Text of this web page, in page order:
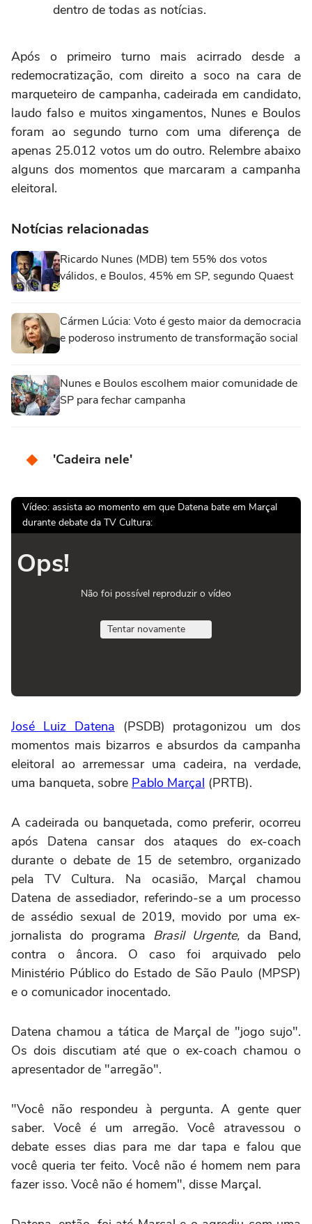
dentro de todas as notícias.
Após o primeiro turno mais acirrado desde a
redemocratização, com direito a soco na cara de
marqueteiro de campanha, cadeirada em candidato,
laudo falso e muitos xingamentos, Nunes e Boulos
foram ao segundo turno com uma diferença de
apenas 25.012 votos um do outro. Relembre abaixo
alguns dos momentos que marcaram a campanha
eleitoral.
Notícias relacionadas
Ricardo Nunes (MDB) tem 55% dos votos
válidos, e Boulos, 45% em SP, segundo Quaest
Cármen Lúcia: Voto é gesto maior da democracia
e poderoso instrumento de transformação social
Nunes e Boulos escolhem maior comunidade de
SP para fechar campanha
'Cadeira nele'
Vídeo: assista ao momento em que Datena bate em Marçal
durante debate da TV Cultura:
Ops!
Não foi possível reproduzir o vídeo
Tentar novamente
José Luiz Datena (PSDB) protagonizou um dos
momentos mais bizarros e absurdos da campanha
eleitoral ao arremessar uma cadeira, na verdade,
uma banqueta, sobre Pablo Marçal (PRTB).
A cadeirada ou banquetada, como preferir, ocorreu
após Datena cansar dos ataques do ex-coach
durante o debate de 15 de setembro, organizado
pela TV Cultura. Na ocasião, Marçal chamou
Datena de assediador, referindo-se a um processo
de assédio sexual de 2019, movido por uma ex-
jornalista do programa Brasil Urgente, da Band,
contra o âncora. O caso foi arquivado pelo
Ministério Público do Estado de São Paulo (MPSP)
e o comunicador inocentado.
Datena chamou a tática de Marçal de "jogo sujo".
Os dois discutiam até que o ex-coach chamou o
apresentador de "arregão".
"Você não respondeu à pergunta. A gente quer
saber. Você é um arregão. Você atravessou o
debate esses dias para me dar tapa e falou que
você queria ter feito. Você não é homem nem para
fazer isso. Você não é homem", disse Marçal.